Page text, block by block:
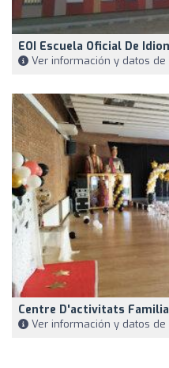
EOI Escuela Oficial De
Ver información y datos de
Centre D'activitats
Ver información y datos de